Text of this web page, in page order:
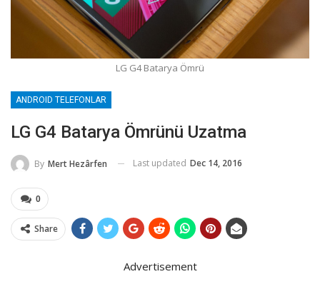
LG G4 Batarya Ömrü
ANDROID TELEFONLAR
LG G4 Batarya Ömrünü Uzatma
By Mert Hezârfen Last updated Dec 14, 2016
0
Share
Advertisement